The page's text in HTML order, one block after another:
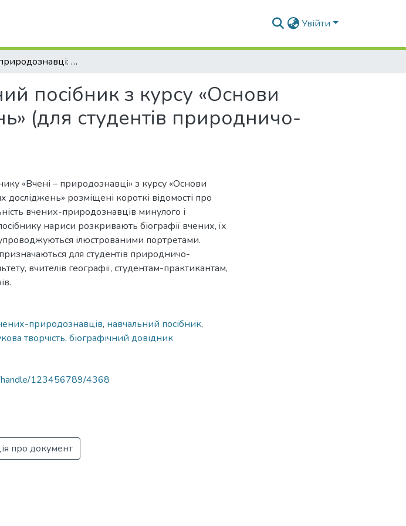
Увійти
Вчені – природознавці: навчальний посібник з курсу «Основи науково-педагогічних досліджень» (для студентів природничо-географічного факультету)
посібник з курсу «Основи
(для студентів природничо-
«Вчені – природознавці» з курсу «Основи
досліджень» розміщені короткі відомості про
вчених-природознавців минулого і
нариси розкривають біографії вчених, їх
ілюстрованими портретами.
для студентів природничо-
вчителів географії, студентам-практикантам,
природознавців, навчальний посібник,
творчість, біографічний довідник
handle/123456789/4368
про документ